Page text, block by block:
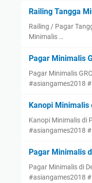
Railing Tangga
Railing / Pagar
Minimalis …
Pagar Minimalis
Pagar Minimalis
#asiangames2018
Kanopi Minimalis
Kanopi Minimalis di
#asiangames2018
Pagar Minimalis
Pagar Minimalis di
#asiangames2018